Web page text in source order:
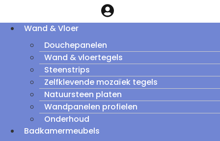
Wand & Vloer
Douchepanelen
Wand & vloertegels
Steenstrips
Zelfklevende mozaïek tegels
Natuursteen platen
Wandpanelen profielen
Onderhoud
Badkamermeubels